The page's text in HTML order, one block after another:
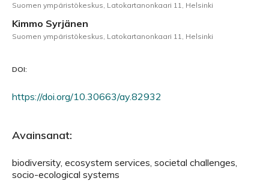
Suomen ympäristökeskus, Latokartanonkaari 11, Helsinki
Kimmo Syrjänen
Suomen ympäristökeskus, Latokartanonkaari 11, Helsinki
DOI:
https://doi.org/10.30663/ay.82932
Avainsanat:
biodiversity, ecosystem services, societal challenges,
socio-ecological systems